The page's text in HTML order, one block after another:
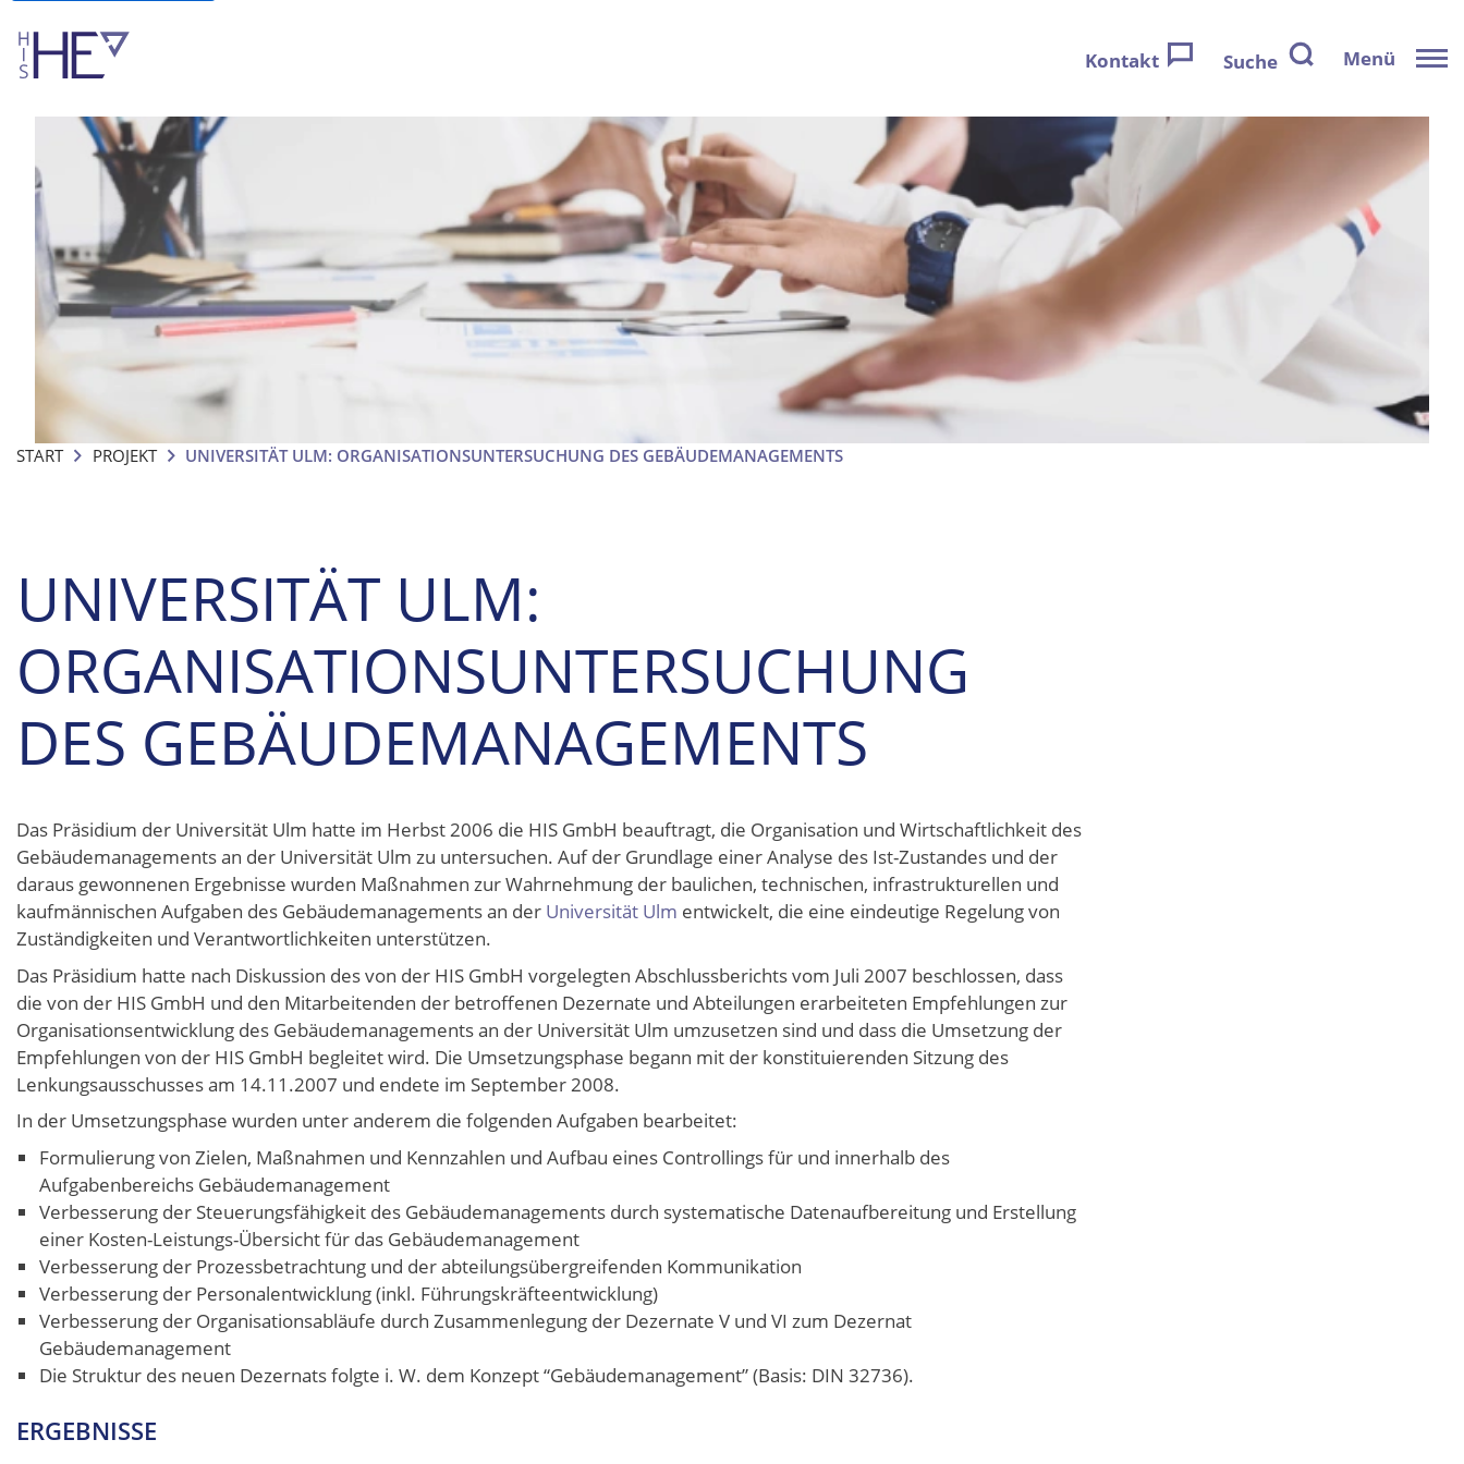
Kontakt Suche Menü
START PROJEKT UNIVERSITÄT ULM: ORGANISATIONSUNTERSUCHUNG DES GEBÄUDEMANAGEMENTS
UNIVERSITÄT ULM:
ORGANISATIONSUNTERSUCHUNG
DES GEBÄUDEMANAGEMENTS
Das Präsidium der Universität Ulm hatte im Herbst 2006 die HIS GmbH beauftragt, die Organisation und Wirtschaftlichkeit des
Gebäudemanagements an der Universität Ulm zu untersuchen. Auf der Grundlage einer Analyse des Ist-Zustandes und der
daraus gewonnenen Ergebnisse wurden Maßnahmen zur Wahrnehmung der baulichen, technischen, infrastrukturellen und
kaufmännischen Aufgaben des Gebäudemanagements an der Universität Ulm entwickelt, die eine eindeutige Regelung von
Zuständigkeiten und Verantwortlichkeiten unterstützen.
Das Präsidium hatte nach Diskussion des von der HIS GmbH vorgelegten Abschlussberichts vom Juli 2007 beschlossen, dass
die von der HIS GmbH und den Mitarbeitenden der betroffenen Dezernate und Abteilungen erarbeiteten Empfehlungen zur
Organisationsentwicklung des Gebäudemanagements an der Universität Ulm umzusetzen sind und dass die Umsetzung der
Empfehlungen von der HIS GmbH begleitet wird. Die Umsetzungsphase begann mit der konstituierenden Sitzung des
Lenkungsausschusses am 14.11.2007 und endete im September 2008.
In der Umsetzungsphase wurden unter anderem die folgenden Aufgaben bearbeitet:
Formulierung von Zielen, Maßnahmen und Kennzahlen und Aufbau eines Controllings für und innerhalb des
Aufgabenbereichs Gebäudemanagement
Verbesserung der Steuerungsfähigkeit des Gebäudemanagements durch systematische Datenaufbereitung und Erstellung
einer Kosten-Leistungs-Übersicht für das Gebäudemanagement
Verbesserung der Prozessbetrachtung und der abteilungsübergreifenden Kommunikation
Verbesserung der Personalentwicklung (inkl. Führungskräfteentwicklung)
Verbesserung der Organisationsabläufe durch Zusammenlegung der Dezernate V und VI zum Dezernat
Gebäudemanagement
Die Struktur des neuen Dezernats folgte i. W. dem Konzept “Gebäudemanagement” (Basis: DIN 32736).
ERGEBNISSE